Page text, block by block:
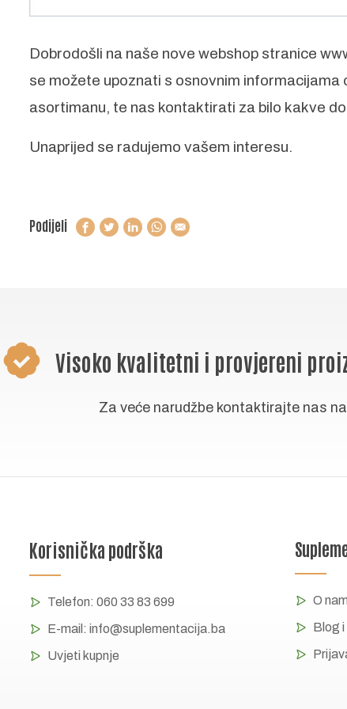
Dobrodošli na naše nove webshop stranice
se možete upoznati s osnovnim informacijama
asortimanu, te nas kontaktirati za bilo kakve
Unaprijed se radujemo vašem interesu.
Podijeli
Visoko kvalitetni i provjereni
Za veće narudžbe kontaktirajte nas na
Korisnička podrška
Telefon: 060 33 83 699
E-mail: info@suplementacija.ba
Uvjeti kupnje
O
Blog